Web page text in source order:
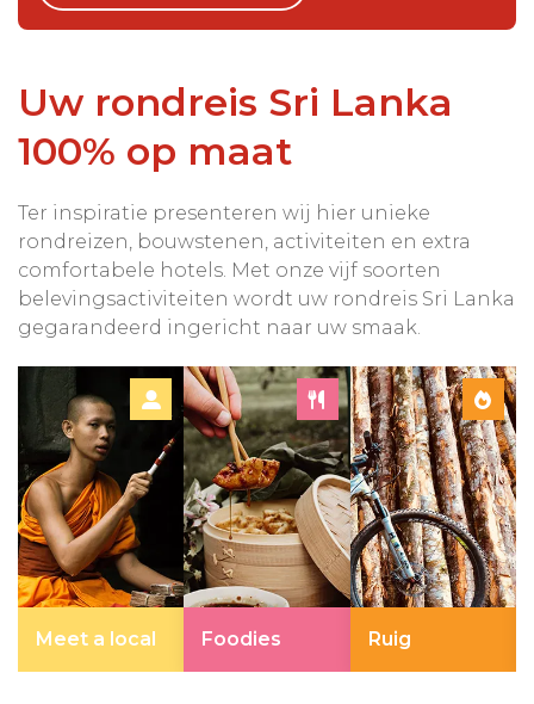
Uw rondreis Sri Lanka
100% op maat
Ter inspiratie presenteren wij hier unieke
rondreizen, bouwstenen, activiteiten en extra
comfortabele hotels. Met onze vijf soorten
belevingsactiviteiten wordt uw rondreis Sri Lanka
gegarandeerd ingericht naar uw smaak.
Meet a local Foodies Ruig